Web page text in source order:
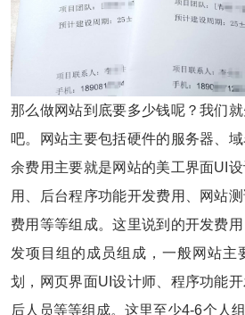
那么做网站到底要多少钱呢？我们
吧。网站主要包括硬件的服务器、
余费用主要就是网站的美工界面UI
用、后台程序功能开发费用、网站
费用等等组成。这里说到的开发费
发项目组的成员组成，一般网站主
划，网页界面UI设计师、程序功能
后人员等等组成。这里至少4-6个人